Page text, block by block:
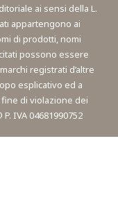
ai sensi della L.
appartengono ai
di prodotti, nomi
possono essere
registrati d’altre
esplicativo ed a
di violazione dei
IVA 04681990752